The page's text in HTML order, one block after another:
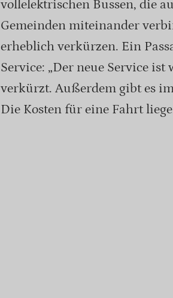
vollelektrischen Bussen, die
Gemeinden miteinander
erheblich verkürzen. Ein
Service: „Der neue Service
verkürzt. Außerdem gibt es
Die Kosten für eine Fahrt